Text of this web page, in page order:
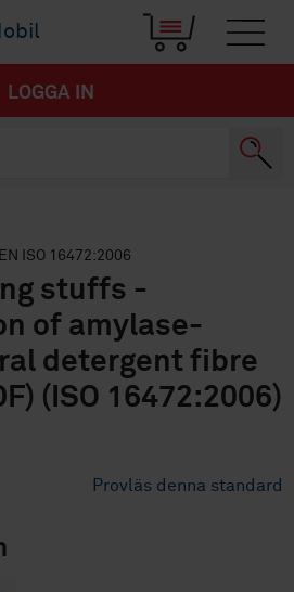
LOGGA IN
ISO 16472:2006
stuffs -
of amylase-
detergent fibre
(ISO 16472:2006)
Provläs denna standard